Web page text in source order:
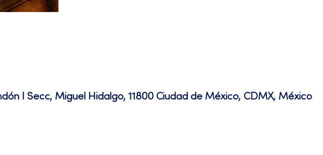
I Secc, Miguel Hidalgo, 11800 Ciudad de México, CDMX, México